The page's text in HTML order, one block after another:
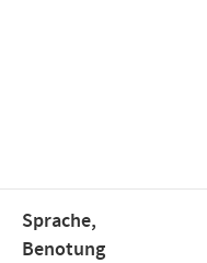
Sprache,
Benotung